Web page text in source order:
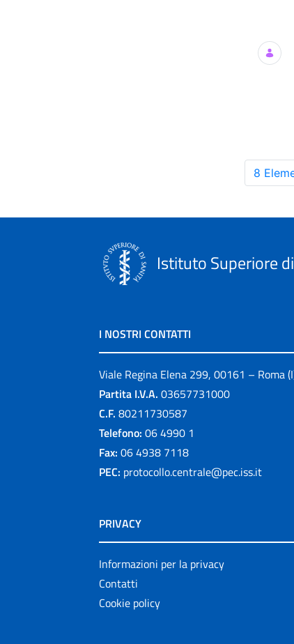
8
Istituto Superiore
I NOSTRI CONTATTI
Viale Regina Elena 299, 00161 – Roma
Partita I.V.A. 03657731000
C.F. 80211730587
Telefono: 06 4990 1
Fax: 06 4938 7118
PEC: protocollo.centrale@pec.iss.it
PRIVACY
Informazioni per la privacy
Contatti
Cookie policy